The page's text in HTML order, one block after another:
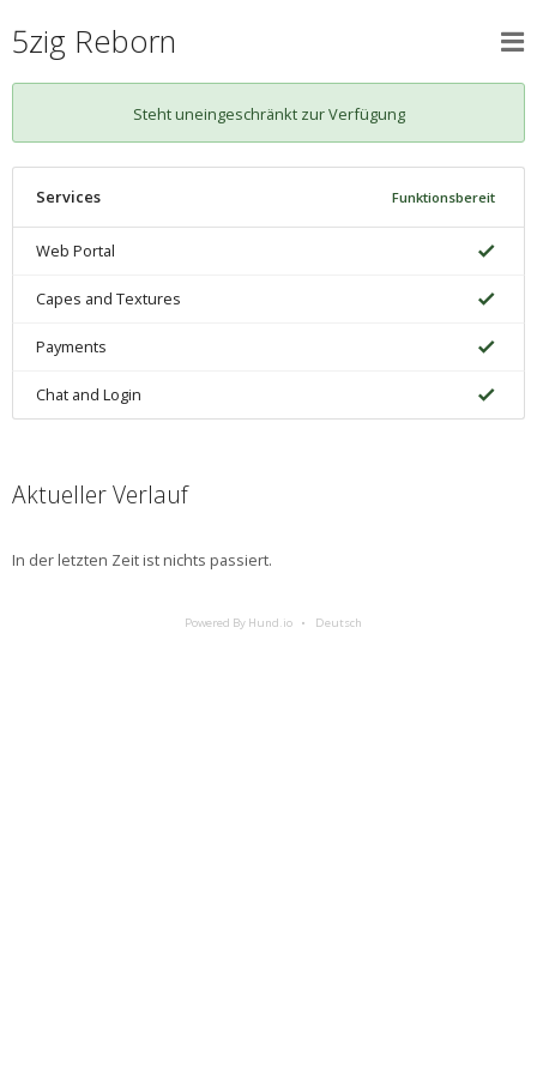
5zig Reborn
Steht uneingeschränkt zur Verfügung
Services Funktionsbereit
Web Portal
Capes and Textures
Payments
Chat and Login
Aktueller Verlauf
In der letzten Zeit ist nichts passiert.
Powered By Hund.io Deutsch